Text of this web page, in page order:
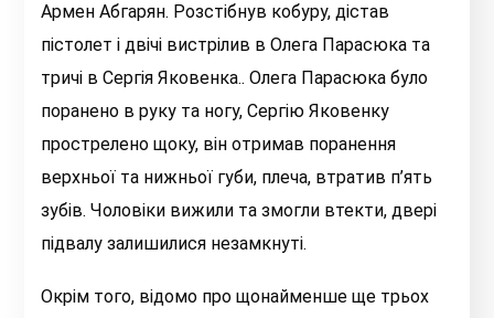
Армен Абгарян. Розстібнув кобуру, дістав
пістолет і двічі вистрілив в Олега Парасюка та
тричі в Сергія Яковенка.. Олега Парасюка було
поранено в руку та ногу, Сергію Яковенку
прострелено щоку, він отримав поранення
верхньої та нижньої губи, плеча, втратив п’ять
зубів. Чоловіки вижили та змогли втекти, двері
підвалу залишилися незамкнуті.
Окрім того, відомо про щонайменше ще трьох